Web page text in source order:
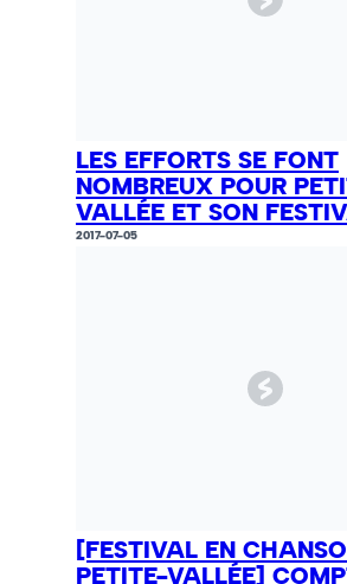
LES EFFORTS SE FONT
NOMBREUX POUR
VALLÉE ET SON
2017-07-05
[FESTIVAL EN
PETITE-VALLÉE]